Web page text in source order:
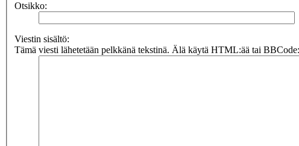
Otsikko:
Viestin sisältö:
Tämä viesti lähetetään pelkkänä tekstinä. Älä käytä HTML:ää tai